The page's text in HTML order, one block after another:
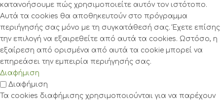
κατανοήσουμε πώς χρησιμοποιείτε αυτόν τον ιστότοπο.
Αυτά τα cookies θα αποθηκευτούν στο πρόγραμμα
περιήγησής σας μόνο με τη συγκατάθεσή σας. Έχετε επίσης
την επιλογή να εξαιρεθείτε από αυτά τα cookies. Ωστόσο, η
εξαίρεση από ορισμένα από αυτά τα cookie μπορεί να
επηρεάσει την εμπειρία περιήγησής σας.
Διαφήμιση
Διαφήμιση
Τα cookies διαφήμισης χρησιμοποιούνται για να παρέχουν